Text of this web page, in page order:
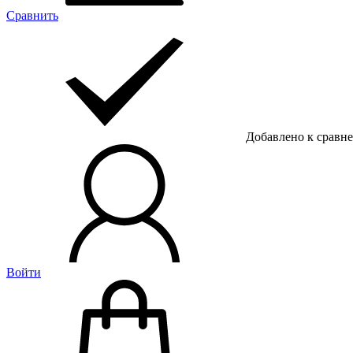
Сравнить
Добавлено к
Войти